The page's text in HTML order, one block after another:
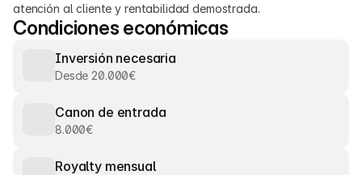
atención al cliente y rentabilidad demostrada.
Condiciones económicas
Inversión necesaria
Desde 20.000€
Canon de entrada
8.000€
Royalty mensual